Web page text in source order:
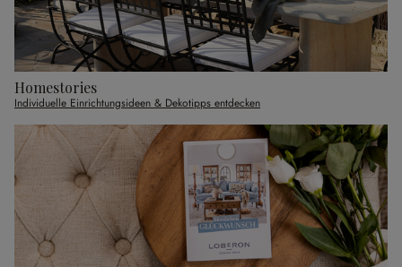
Homestories
Individuelle Einrichtungsideen & Dekotipps entdecken